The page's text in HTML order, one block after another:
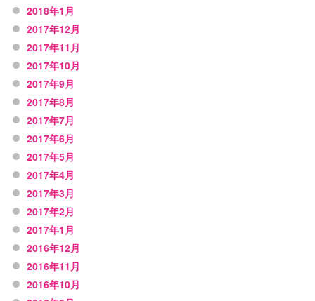
2018年1月
2017年12月
2017年11月
2017年10月
2017年9月
2017年8月
2017年7月
2017年6月
2017年5月
2017年4月
2017年3月
2017年2月
2017年1月
2016年12月
2016年11月
2016年10月